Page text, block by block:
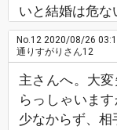
いと結婚は危な
No.12 2020/08/26
通りすがりさん12
主さんへ。大
らっしゃいま
少なからず、相